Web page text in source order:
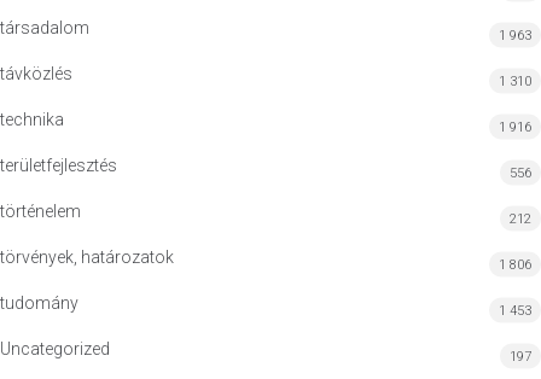
társadalom 1 963
távközlés 1 310
technika 1 916
területfejlesztés 556
történelem 212
törvények, határozatok 1 806
tudomány 1 453
Uncategorized 197